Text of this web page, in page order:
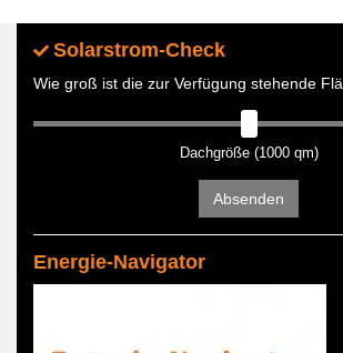
Solarstrom-Check
Wie groß ist die zur Verfügung stehende
Dachgröße (1000 qm)
Absenden
Energie-Navigator